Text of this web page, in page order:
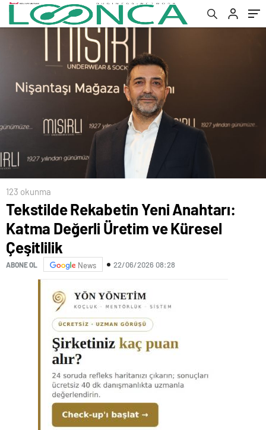
123 okunma
Tekstilde Rekabetin Yeni Anahtarı:
Katma Değerli Üretim ve Küresel
Çeşitlilik
ABONE OL News 22/06/2026 08:28